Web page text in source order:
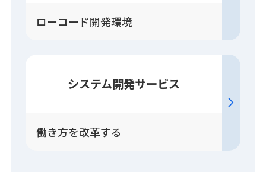
ローコード開発環境
システム開発サービス
働き方を改革する